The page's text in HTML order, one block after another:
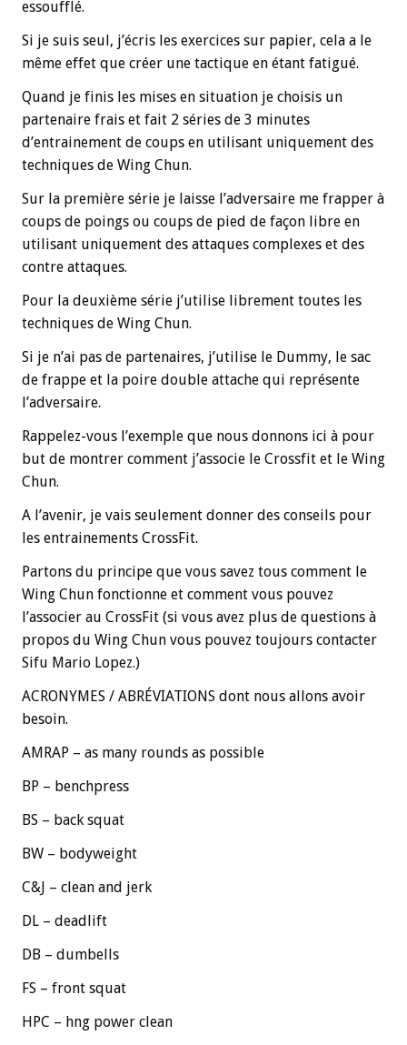
essoufflé.
Si je suis seul, j’écris les exercices sur papier, cela a le
même effet que créer une tactique en étant fatigué.
Quand je finis les mises en situation je choisis un
partenaire frais et fait 2 séries de 3 minutes
d’entrainement de coups en utilisant uniquement des
techniques de Wing Chun.
Sur la première série je laisse l’adversaire me frapper à
coups de poings ou coups de pied de façon libre en
utilisant uniquement des attaques complexes et des
contre attaques.
Pour la deuxième série j’utilise librement toutes les
techniques de Wing Chun.
Si je n’ai pas de partenaires, j’utilise le Dummy, le sac
de frappe et la poire double attache qui représente
l’adversaire.
Rappelez-vous l’exemple que nous donnons ici à pour
but de montrer comment j’associe le Crossfit et le Wing
Chun.
A l’avenir, je vais seulement donner des conseils pour
les entrainements CrossFit.
Partons du principe que vous savez tous comment le
Wing Chun fonctionne et comment vous pouvez
l’associer au CrossFit (si vous avez plus de questions à
propos du Wing Chun vous pouvez toujours contacter
Sifu Mario Lopez.)
ACRONYMES / ABRÉVIATIONS dont nous allons avoir
besoin.
AMRAP – as many rounds as possible
BP – benchpress
BS – back squat
BW – bodyweight
C&J – clean and jerk
DL – deadlift
DB – dumbells
FS – front squat
HPC – hng power clean